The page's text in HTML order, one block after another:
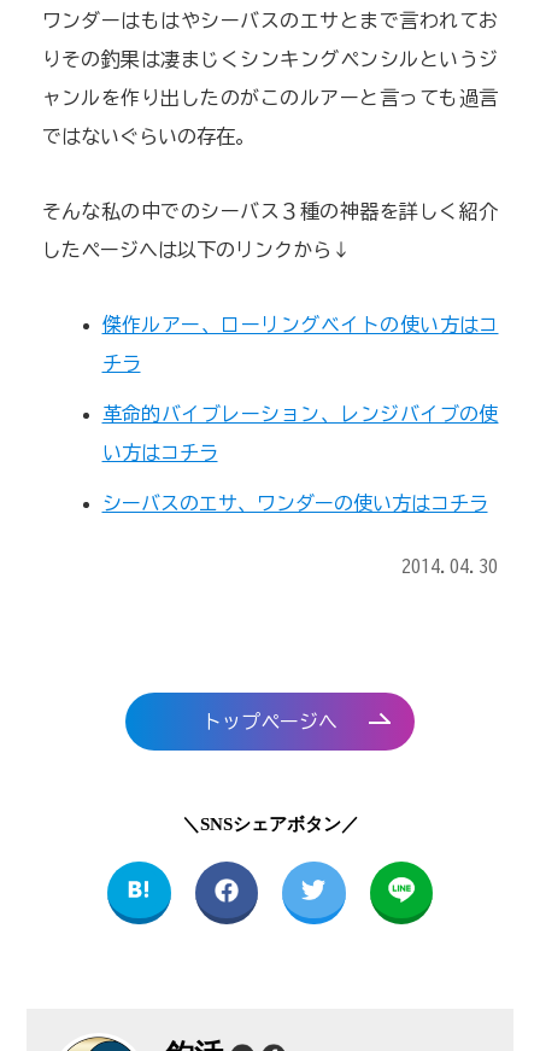
ワンダーはもはやシーバスのエサとまで言われてお
りその釣果は凄まじくシンキングペンシルというジ
ャンルを作り出したのがこのルアーと言っても過言
ではないぐらいの存在。
そんな私の中でのシーバス３種の神器を詳しく紹介
したページへは以下のリンクから↓
傑作ルアー、ローリングベイトの使い方はコ
チラ
革命的バイブレーション、レンジバイブの使
い方はコチラ
シーバスのエサ、ワンダーの使い方はコチラ
2014.04.30
トップページへ
＼SNSシェアボタン／